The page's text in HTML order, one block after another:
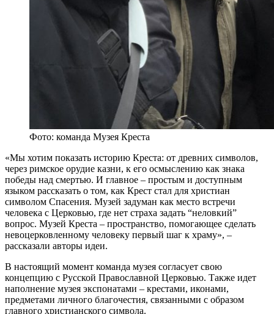
Фото: команда Музея Креста
«Мы хотим показать историю Креста: от древних символов,
через римское орудие казни, к его осмыслению как знака
победы над смертью. И главное – простым и доступным
языком рассказать о том, как Крест стал для христиан
символом Спасения. Музей задуман как место встречи
человека с Церковью, где нет страха задать “неловкий”
вопрос. Музей Креста – пространство, помогающее сделать
невоцерковленному человеку первый шаг к храму», –
рассказали авторы идеи.
В настоящий момент команда музея согласует свою
концепцию с Русской Православной Церковью. Также идет
наполнение музея экспонатами – крестами, иконами,
предметами личного благочестия, связанными с образом
главного христианского символа.